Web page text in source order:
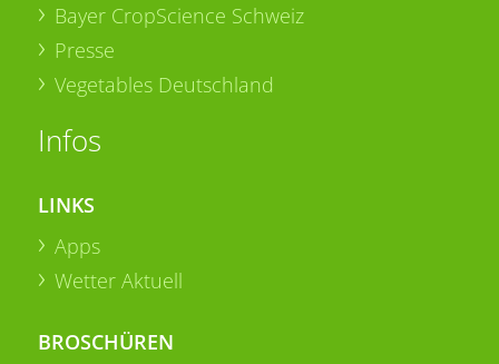
Bayer CropScience Schweiz
Presse
Vegetables Deutschland
Infos
LINKS
Apps
Wetter Aktuell
BROSCHÜREN